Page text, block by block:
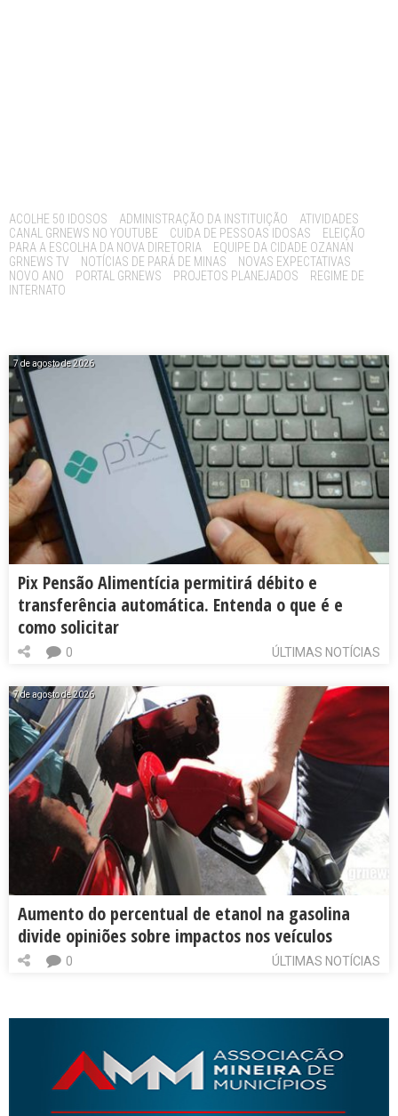
Tags:
ACOLHE 50 IDOSOS ADMINISTRAÇÃO DA INSTITUIÇÃO
ATIVIDADES
CANAL GRNEWS NO YOUTUBE
CUIDA DE PESSOAS IDOSAS
ELEIÇÃO
PARA A ESCOLHA DA NOVA DIRETORIA
EQUIPE DA CIDADE OZANAN
GRNEWS TV
NOTÍCIAS DE PARÁ DE MINAS
NOVAS EXPECTATIVAS
NOVO ANO
PORTAL GRNEWS PROJETOS PLANEJADOS
REGIME DE
INTERNATO
7 de agosto de 2026
Pix Pensão Alimentícia permitirá débito e
transferência automática. Entenda o que é e
como solicitar
ÚLTIMAS NOTÍCIAS
0
7 de agosto de 2026
Aumento do percentual de etanol na gasolina
divide opiniões sobre impactos nos veículos
ÚLTIMAS NOTÍCIAS
0